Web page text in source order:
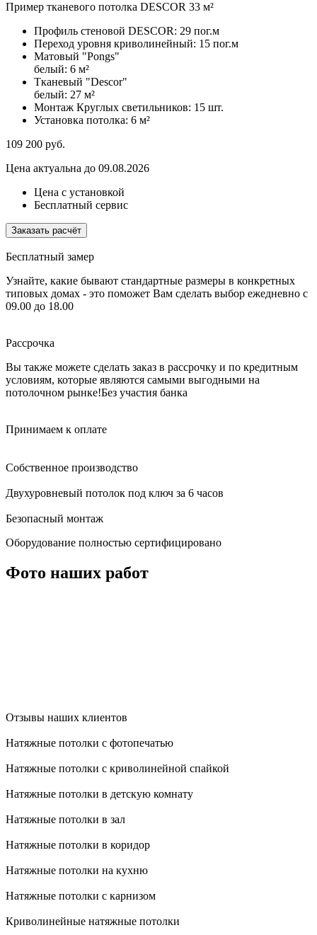
Пример тканевого потолка DESCOR 33 м²
Профиль стеновой DESCOR: 29 пог.м
Переход уровня криволинейный: 15 пог.м
Матовый "Pongs"
белый: 6 м²
Тканевый "Descor"
белый: 27 м²
Монтаж Круглых светильников: 15 шт.
Установка потолка: 6 м²
109 200 руб.
Цена актуальна до 09.08.2026
Цена с установкой
Бесплатный сервис
Заказать расчёт
Бесплатный замер
Узнайте, какие бывают стандартные размеры в конкретных
типовых домах - это поможет Вам сделать выбор ежедневно с
09.00 до 18.00
Рассрочка
Вы также можете сделать заказ в рассрочку и по кредитным
условиям, которые являются самыми выгодными на
потолочном рынке!Без участия банка
Принимаем к оплате
Собственное производство
Двухуровневый потолок под ключ за 6 часов
Безопасный монтаж
Оборудование полностью сертифицировано
Фото наших работ
Отзывы наших клиентов
Натяжные потолки с фотопечатью
Натяжные потолки с криволинейной спайкой
Натяжные потолки в детскую комнату
Натяжные потолки в зал
Натяжные потолки в коридор
Натяжные потолки на кухню
Натяжные потолки с карнизом
Криволинейные натяжные потолки